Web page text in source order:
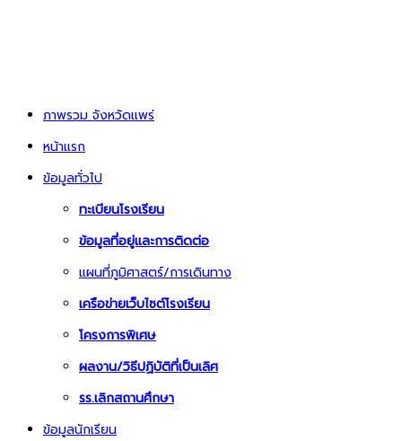
ภาพรวม จังหวัดแพร่
หน้าแรก
ข้อมูลทั่วไป
ทะเบียนโรงเรียน
ข้อมูลที่อยู่และการติดต่อ
แผนที่ภูมิศาสตร์/การเดินทาง
เครือข่ายเว็บไซต์โรงเรียน
โครงการพิเศษ
ผลงาน/วิธีปฏิบัติที่เป็นเลิศ
รร.เลิกสถานศึกษา
ข้อมูลนักเรียน